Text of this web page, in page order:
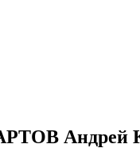
Андрей